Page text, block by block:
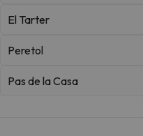
El Tarter
Peretol
Pas de la Casa